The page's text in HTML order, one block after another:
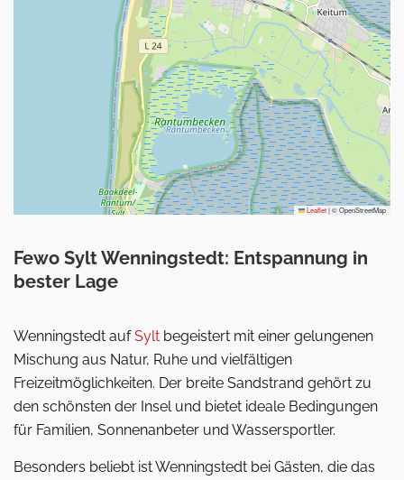
Leaflet|© OpenStreetMap
Fewo Sylt Wenningstedt: Entspannung in
bester Lage
Wenningstedt aufSylt begeistert mit einer gelungenen
Mischung aus Natur, Ruhe und vielfältigen
Freizeitmöglichkeiten. Der breite Sandstrand gehört zu
den schönsten der Insel und bietet ideale Bedingungen
für Familien, Sonnenanbeter und Wassersportler.
Besonders beliebt ist Wenningstedt bei Gästen, die das